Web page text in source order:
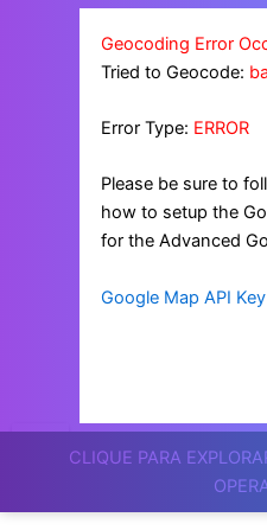
CLIQUE PARA
Geocoding Error
Tried to Geocode:
Error Type: ERROR
Please be sure to
how to setup the
for the Advanced
Google Map API